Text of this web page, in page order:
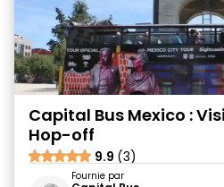
Capital Bus Mexico :
Hop-off
9.9 (3)
Fournie par